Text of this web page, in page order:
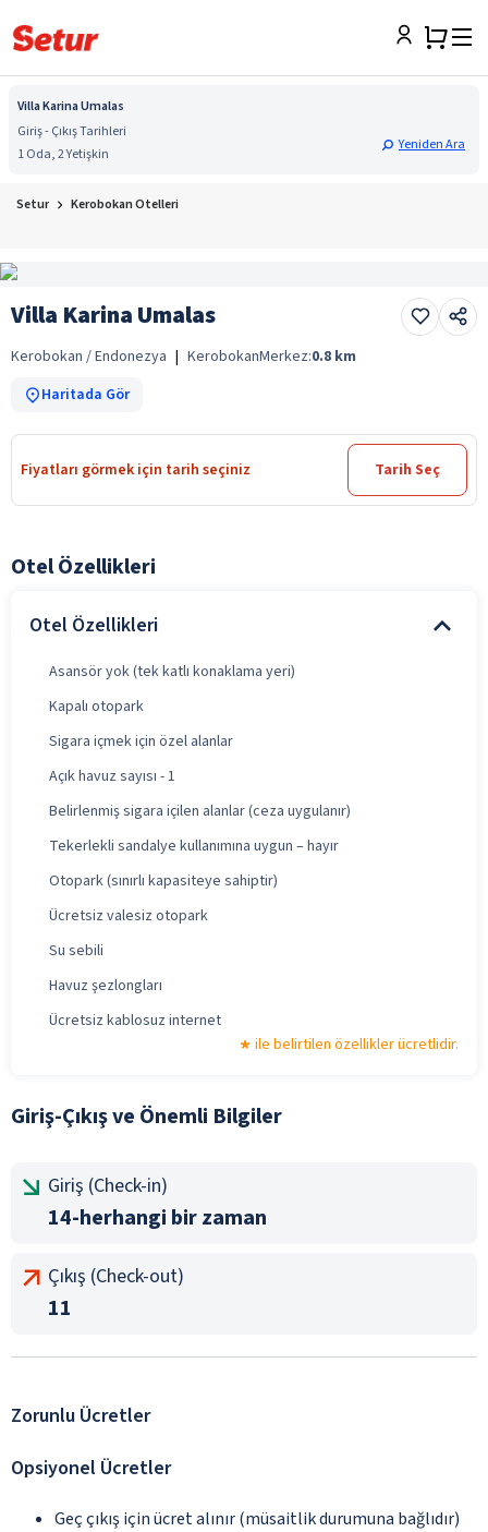
Villa Karina Umalas
Giriş - Çıkış Tarihleri
1 Oda, 2 Yetişkin
Yeniden Ara
Setur Kerobokan Otelleri
Villa Karina Umalas
Kerobokan / Endonezya | KerobokanMerkez:0.8 km
Haritada Gör
Fiyatları görmek için tarih seçiniz Tarih Seç
Otel Özellikleri
Otel Özellikleri
Asansör yok (tek katlı konaklama yeri)
Kapalı otopark
Sigara içmek için özel alanlar
Açık havuz sayısı - 1
Belirlenmiş sigara içilen alanlar (ceza uygulanır)
Tekerlekli sandalye kullanımına uygun – hayır
Otopark (sınırlı kapasiteye sahiptir)
Ücretsiz valesiz otopark
Su sebili
Havuz şezlongları
Ücretsiz kablosuz internet
ile belirtilen özellikler ücretlidir.
Giriş-Çıkış ve Önemli Bilgiler
Giriş (Check-in)
14-herhangi bir zaman
Çıkış (Check-out)
11
Zorunlu Ücretler
Opsiyonel Ücretler
Geç çıkış için ücret alınır (müsaitlik durumuna bağlıdır)